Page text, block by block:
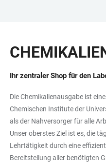
BARRIEREFREIHEIT
Ihr zentraler Shop für den
Die Chemikalienausgabe ist
Chemischen Institute der
als der Nahversorger für alle
Unser oberstes Ziel ist es, die
Lehrtätigkeit durch eine
Bereitstellung aller benötigten